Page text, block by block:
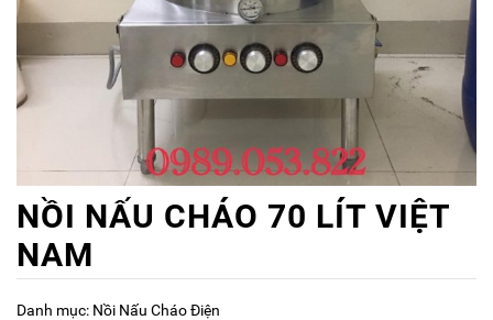
NỒI NẤU CHÁO 70 LÍT VIỆT
NAM
Danh mục: Nồi Nấu Cháo Điện